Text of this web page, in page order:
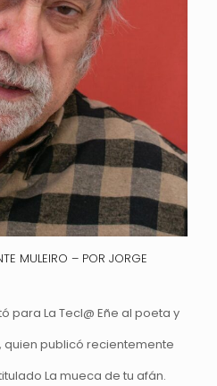
MULEIRO – POR JORGE
para La Tecl@ Eñe al poeta y
quien publicó recientemente
La mueca de tu afán.